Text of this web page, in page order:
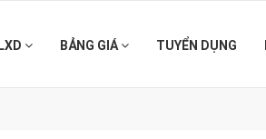
BẢNG GIÁ TUYỂN DỤNG